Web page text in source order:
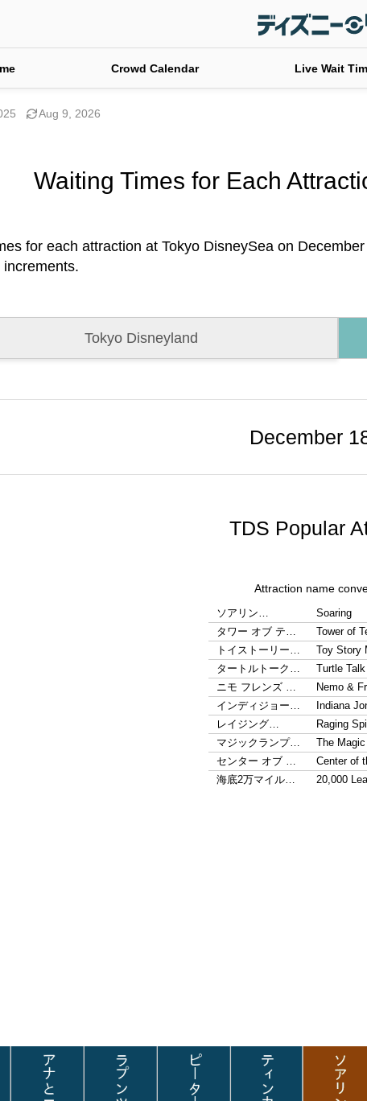
Crowd Calendar Live Wait
Aug 9, 2026
Waiting Times for Each
for each attraction at Tokyo DisneySea on
Tokyo Disneyland
December
TDS Popular
Attraction name
ソアリン…
Soaring
タワー オブ テ…
Tower of
トイストーリー…
Toy Story
タートルトーク…
Turtle Talk
ニモ フレンズ …
Nemo &
インディジョー…
Indiana
レイジング…
Raging
マジックランプ…
The
センター オブ …
Center of
海底2万マイル…
20,000